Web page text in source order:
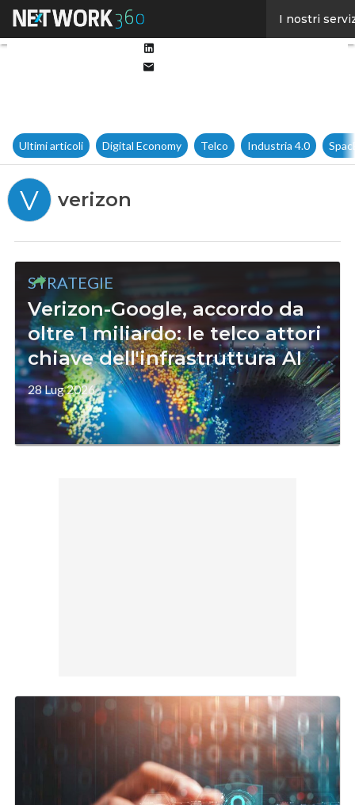
I nostri
Ultimi articoli Digital Economy Telco Industria 4.0
V verizon
STRATEGIE
Verizon-Google, accordo da
oltre 1 miliardo: le telco attori
chiave dell'infrastruttura AI
28 Lug 2026